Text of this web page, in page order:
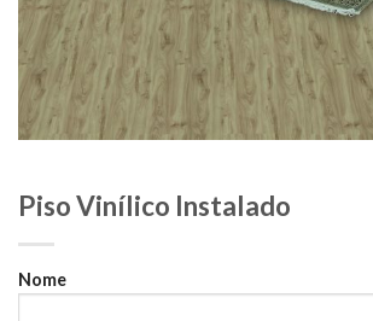
Piso Vinílico Instalado
Nome